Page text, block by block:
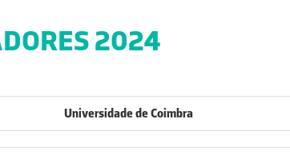
2024
Universidade de Coimbra